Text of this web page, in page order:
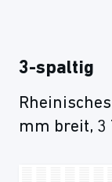
3-spaltig
mm breit, 3